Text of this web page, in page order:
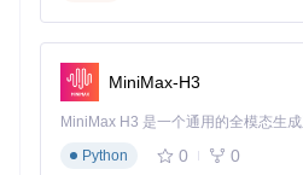
OpenArm采用全模块化设计理念
一个灵活、开放且高性能的协作机
幅降低了硬件成本，还为开发者提
扩展性。
图1：OpenArm双机械臂系统整体
MiniMax-H3
Python
0 0